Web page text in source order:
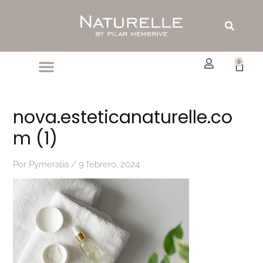
Buscar
0
nova.esteticanaturelle.co
m (1)
Por Pymeralia /9 febrero, 2024